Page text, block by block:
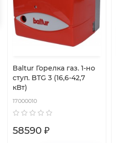
Baltur Горелка газ. 1-но
ступ. BTG 3 (16,6-42,7
кВт)
17000010
58590 ₽